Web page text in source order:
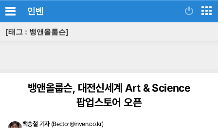
인벤
[태그 : 뱅앤올룹슨]
뱅앤올룹슨, 대전신세계 Art & Science
팝업스토어 오픈
백승철 기자 (Bector@inven.co.kr)